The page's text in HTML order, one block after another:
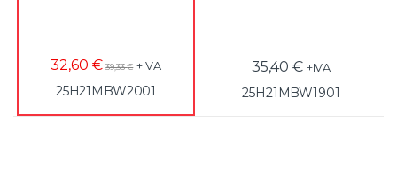
32,60 € 39,33€ +IVA
25H21MBW2001
35,40 € +IVA
25H21MBW1901